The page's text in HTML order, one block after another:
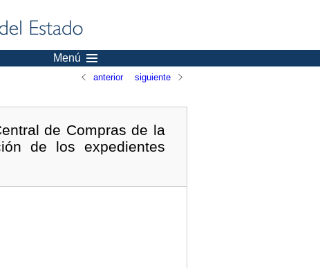
Menú
anterior siguiente
de Compras de la
de los expedientes